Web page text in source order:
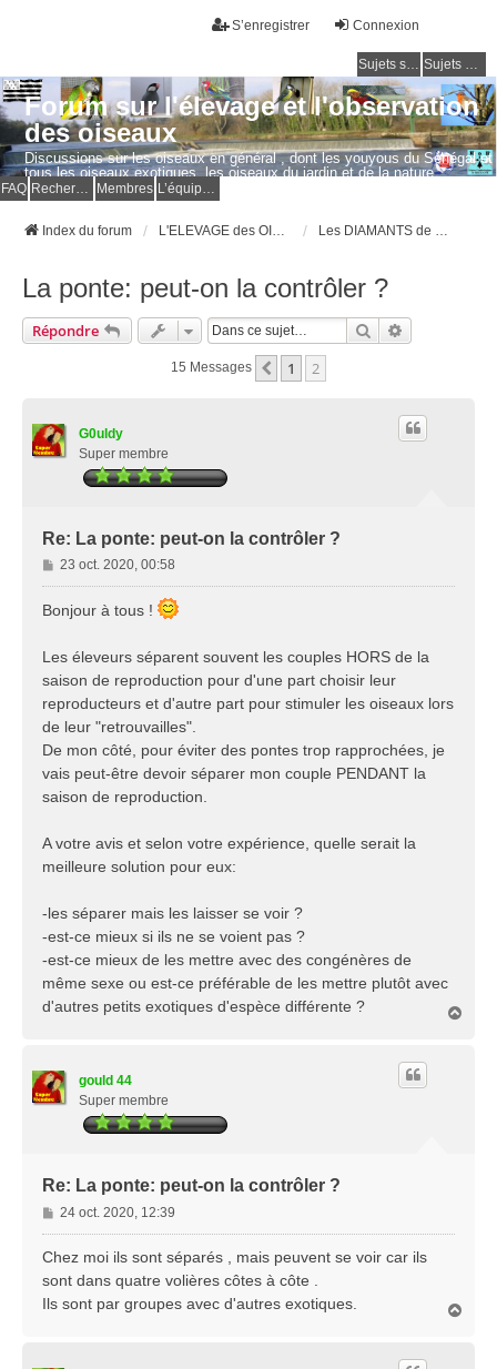
Connexion
S’enregistrer
Sujets sans réponse Sujets actifs
Forum sur l'élevage et l'observation
des oiseaux
Discussions sur les oiseaux en général , dont les youyous du Sénégal et
tous les oiseaux exotiques, les oiseaux du jardin et de la nature.
Questions, photos, expériences.
FAQ Membres
Index du forum
La ponte: peut-on la contrôler ?
Répondre Rechercher
15 Messages Précédente
1 2
G0uldy
Super membre
Re: La ponte: peut-on la contrôler ?
M
e
g
e
23 oct. 2020, 00:58
Bonjour à tous !
Les éleveurs séparent souvent les couples HORS de la
saison de reproduction pour d'une part choisir leur
reproducteurs et d'autre part pour stimuler les oiseaux lors
de leur "retrouvailles".
De mon côté, pour éviter des pontes trop rapprochées, je
vais peut-être devoir séparer mon couple PENDANT la
saison de reproduction.
A votre avis et selon votre expérience, quelle serait la
meilleure solution pour eux:
-les séparer mais les laisser se voir ?
-est-ce mieux si ils ne se voient pas ?
-est-ce mieux de les mettre avec des congénères de
même sexe ou est-ce préférable de les mettre plutôt avec
d'autres petits exotiques d'espèce différente ?
gould 44
Super membre
Re: La ponte: peut-on la contrôler ?
M
e
s
g
24 oct. 2020, 12:39
Chez moi ils sont séparés , mais peuvent se voir car ils
sont dans quatre volières côtes à côte .
Ils sont par groupes avec d'autres exotiques.